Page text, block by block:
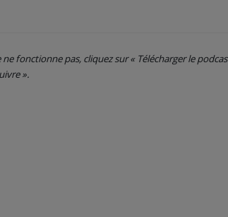
fonctionne pas, cliquez sur « Télécharger le
».